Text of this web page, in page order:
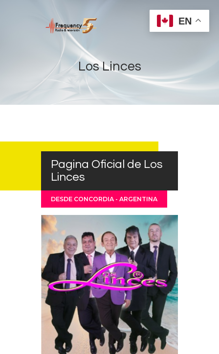
Los Linces
Sports
News
Events
Contacts
Cine
Pagina Oficial de Los
Linces
DESDE CONCORDIA - ARGENTINA
EN